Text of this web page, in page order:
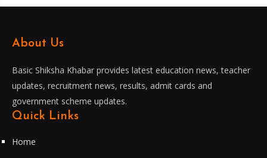
About Us
Basic Shiksha Khabar provides latest education news, teacher
updates, recruitment news, results, admit cards and
government scheme updates.
Quick Links
Home